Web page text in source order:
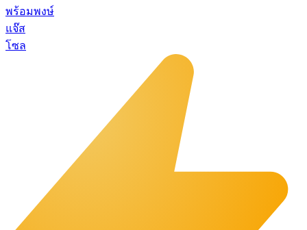
พร้อมพงษ์
แจ๊ส
โซล